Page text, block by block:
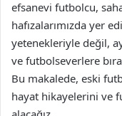
efsanevi futbolcu,
hafızalarımızda yer
yetenekleriyle değil,
ve futbolseverlere
Bu makalede, eski
hayat hikayelerini ve